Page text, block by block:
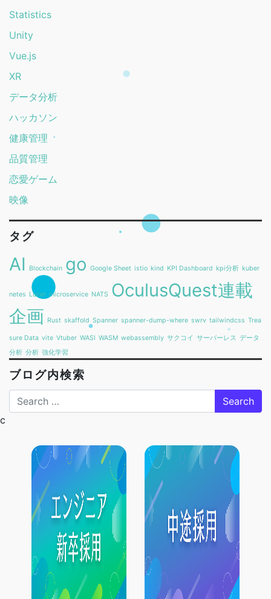
Statistics
Unity
Vue.js
XR
データ分析
ハッカソン
健康管理
品質管理
恋愛ゲーム
映像
タグ
AI Blockchain go Google Sheet istio kind KPI Dashboard kpi分析 kuber
netes Lucet microservice NATS OculusQuest連載
企画 Rust skaffold Spanner spanner-dump-where swrv tailwindcss Trea
sure Data vite Vtuber WASI WASM webassembly サクコイ サーバーレス データ
分析 分析 強化学習
ブログ内検索
Search
c